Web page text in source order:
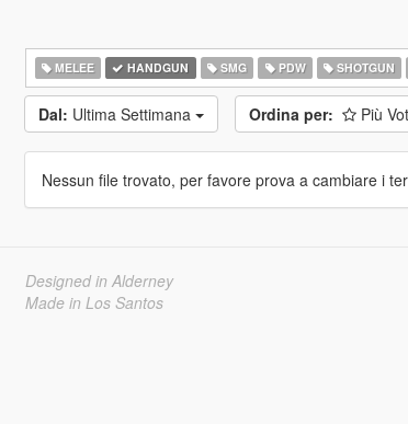
MELEE HANDGUN SMG PDW SHOTGUN
Dal: Ultima Settimana Ordina per: Più
Nessun file trovato, per favore prova a cambiare i
Designed in Alderney
Made in Los Santos